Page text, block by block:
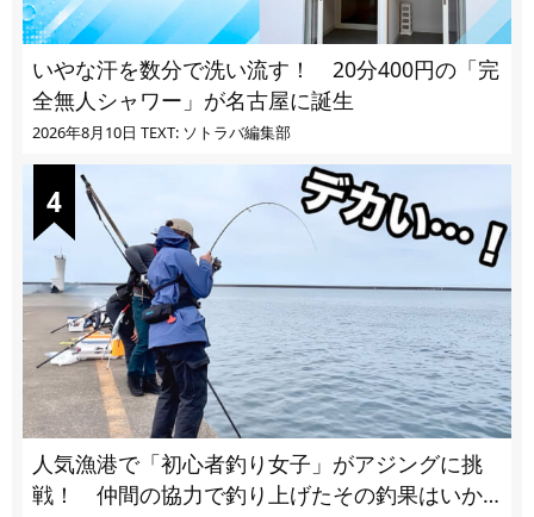
いやな汗を数分で洗い流す！ 20分400円の「完
全無人シャワー」が名古屋に誕生
2026年8月10日 TEXT: ソトラバ編集部
人気漁港で「初心者釣り女子」がアジングに挑
戦！ 仲間の協力で釣り上げたその釣果はいか